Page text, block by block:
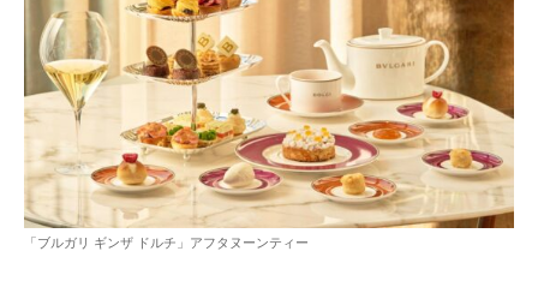
「ブルガリ ギンザ ドルチ」アフタヌーンティー